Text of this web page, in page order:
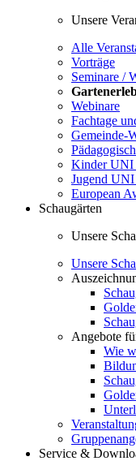
Unsere
Alle
Vorträge
Seminare /
Webinare
Fachtage
Gemeinde-
Kinder UNI
Jugend
European
Schaugärten
Unsere
Unsere
Angebote
Wie
Service &